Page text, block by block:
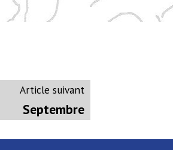
Article suivantArticle
suivant
Septembre